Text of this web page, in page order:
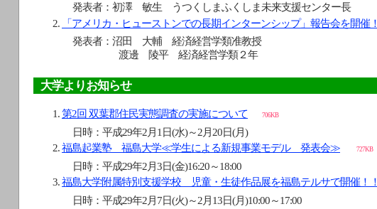
発表者：初澤 敏生 うつくしまふくしま未来支援センター長
「アメリカ・ヒューストンでの長期インターンシップ」報告会を開催！
発表者：沼田 大輔 経済経営学類准教授
渡邊 陵平 経済経営学類２年
大学よりお知らせ
第2回 双葉郡住民実態調査の実施について 706KB
日時：平成29年2月1日(水)～2月20日(月)
福島起業塾 福島大学≪学生による新規事業モデル 発表会≫
727KB
日時：平成29年2月3日(金)16:20～18:00
福島大学附属特別支援学校 児童・生徒作品展を福島テルサで開催！！
日時：平成29年2月7日(火)～2月13日(月)10:00～17:00